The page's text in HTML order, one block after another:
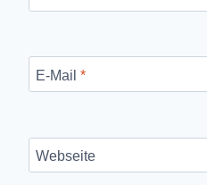
E-Mail *
Webseite